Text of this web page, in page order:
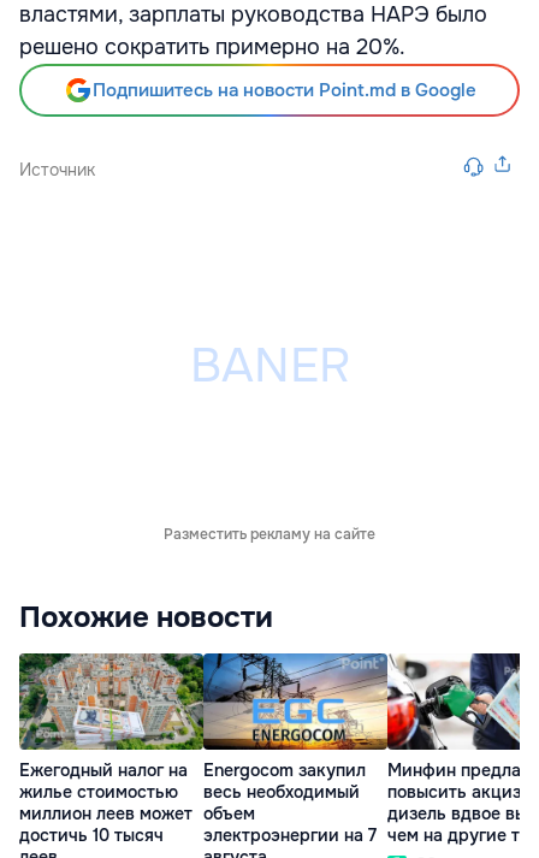
властями, зарплаты руководства НАРЭ было
решено сократить примерно на 20%.
Подпишитесь на новости Point.md в Google
Источник
Разместить рекламу на сайте
Похожие новости
Ежегодный налог на
жилье стоимостью
миллион леев может
достичь 10 тысяч
Energocom закупил
весь необходимый
объем
электроэнергии на 7
Минфин
повысить акциз
дизель вдвое
чем на другие